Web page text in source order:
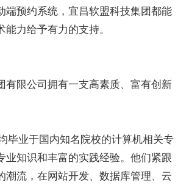
端预约系统，宜昌软盟科技集团都能
力给予有力的支持。
有限公司拥有一支高素质、富有创新
毕业于国内知名院校的计算机相关专
业知识和丰富的实践经验。他们紧跟
潮流，在网站开发、数据库管理、云